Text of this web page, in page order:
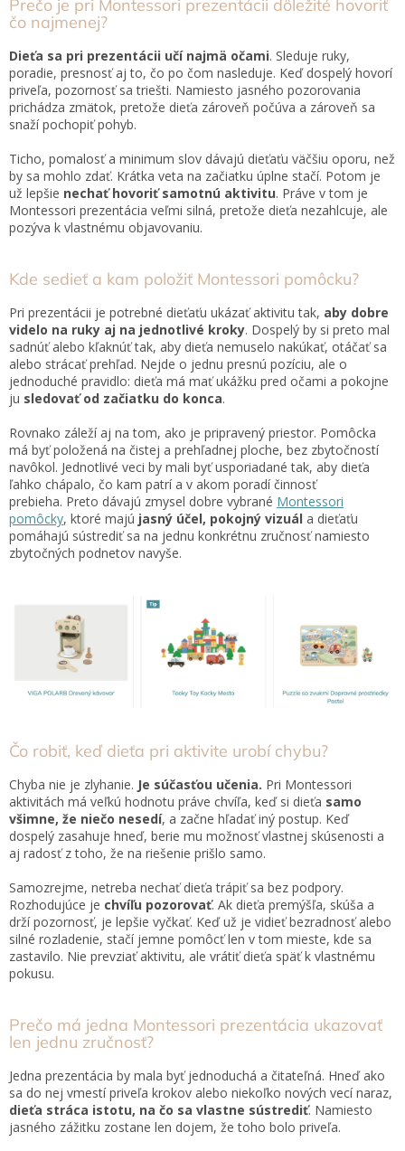
Prečo je pri Montessori prezentácii dôležité hovoriť
čo najmenej?
Dieťa sa pri prezentácii učí najmä očami. Sleduje ruky,
poradie, presnosť aj to, čo po čom nasleduje. Keď dospelý hovorí
priveľa, pozornosť sa triešti. Namiesto jasného pozorovania
prichádza zmätok, pretože dieťa zároveň počúva a zároveň sa
snaží pochopiť pohyb.
Ticho, pomalosť a minimum slov dávajú dieťaťu väčšiu oporu, než
by sa mohlo zdať. Krátka veta na začiatku úplne stačí. Potom je
už lepšie nechať hovoriť samotnú aktivitu. Práve v tom je
Montessori prezentácia veľmi silná, pretože dieťa nezahlcuje, ale
pozýva k vlastnému objavovaniu.
Kde sedieť a kam položiť Montessori pomôcku?
Pri prezentácii je potrebné dieťaťu ukázať aktivitu tak, aby dobre
videlo na ruky aj na jednotlivé kroky. Dospelý by si preto mal
sadnúť alebo kľaknúť tak, aby dieťa nemuselo nakúkať, otáčať sa
alebo strácať prehľad. Nejde o jednu presnú pozíciu, ale o
jednoduché pravidlo: dieťa má mať ukážku pred očami a pokojne
ju sledovať od začiatku do konca.
Rovnako záleží aj na tom, ako je pripravený priestor. Pomôcka
má byť položená na čistej a prehľadnej ploche, bez zbytočností
navôkol. Jednotlivé veci by mali byť usporiadané tak, aby dieťa
ľahko chápalo, čo kam patrí a v akom poradí činnosť
prebieha. Preto dávajú zmysel dobre vybrané Montessori
pomôcky, ktoré majú jasný účel, pokojný vizuál a dieťaťu
pomáhajú sústrediť sa na jednu konkrétnu zručnosť namiesto
zbytočných podnetov navyše.
Čo robiť, keď dieťa pri aktivite urobí chybu?
Chyba nie je zlyhanie. Je súčasťou učenia. Pri Montessori
aktivitách má veľkú hodnotu práve chvíľa, keď si dieťa samo
všimne, že niečo nesedí, a začne hľadať iný postup. Keď
dospelý zasahuje hneď, berie mu možnosť vlastnej skúsenosti a
aj radosť z toho, že na riešenie prišlo samo.
Samozrejme, netreba nechať dieťa trápiť sa bez podpory.
Rozhodujúce je chvíľu pozorovať. Ak dieťa premýšľa, skúša a
drží pozornosť, je lepšie vyčkať. Keď už je vidieť bezradnosť alebo
silné rozladenie, stačí jemne pomôcť len v tom mieste, kde sa
zastavilo. Nie prevziať aktivitu, ale vrátiť dieťa späť k vlastnému
pokusu.
Prečo má jedna Montessori prezentácia ukazovať
len jednu zručnosť?
Jedna prezentácia by mala byť jednoduchá a čitateľná. Hneď ako
sa do nej vmestí priveľa krokov alebo niekoľko nových vecí naraz,
dieťa stráca istotu, na čo sa vlastne sústrediť. Namiesto
jasného zážitku zostane len dojem, že toho bolo priveľa.